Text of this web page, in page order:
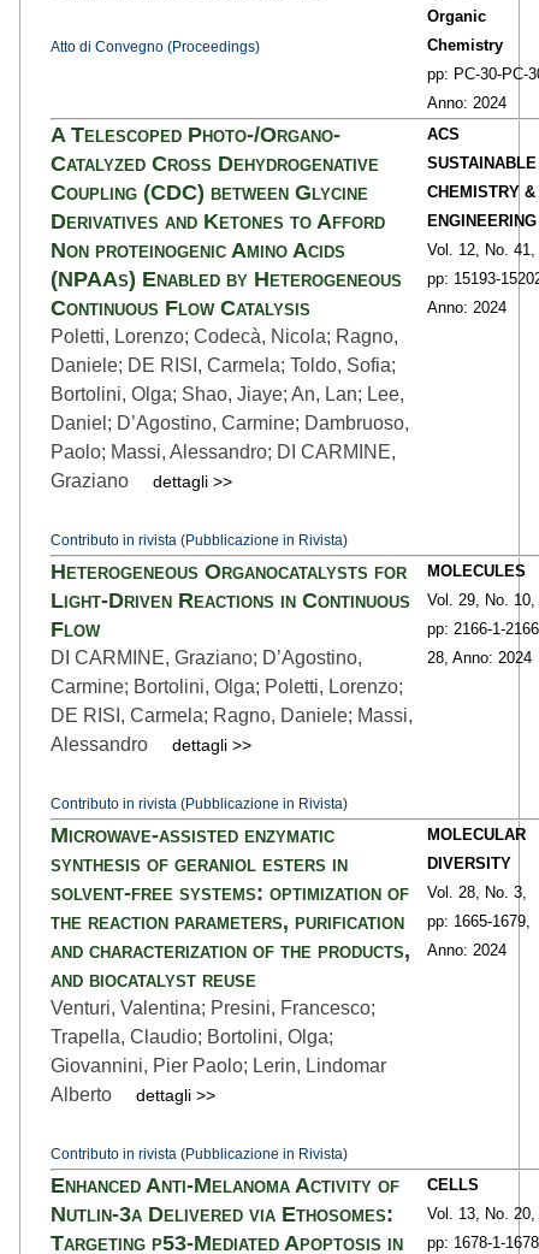
Atto di Convegno (Proceedings)
Organic
Chemistry
pp: PC-30-PC-
Anno: 2024
A Telescoped Photo-/Organo-
Catalyzed Cross Dehydrogenative
Coupling (CDC) between Glycine
Derivatives and Ketones to Afford
Non proteinogenic Amino Acids
(NPAAs) Enabled by Heterogeneous
Continuous Flow Catalysis
Poletti, Lorenzo; Codecà, Nicola; Ragno,
Daniele; DE RISI, Carmela; Toldo, Sofia;
Bortolini, Olga; Shao, Jiaye; An, Lan; Lee,
Daniel; D’Agostino, Carmine; Dambruoso,
Paolo; Massi, Alessandro; DI CARMINE,
Graziano
dettagli >>
Contributo in rivista (Pubblicazione in Rivista)
ACS
SUSTAINABLE
CHEMISTRY &
ENGINEERING
Vol. 12, No. 41,
pp: 15193-
Anno: 2024
Heterogeneous Organocatalysts for
Light-Driven Reactions in Continuous
Flow
DI CARMINE, Graziano; D’Agostino,
Carmine; Bortolini, Olga; Poletti, Lorenzo;
DE RISI, Carmela; Ragno, Daniele; Massi,
Alessandro
dettagli >>
Contributo in rivista (Pubblicazione in Rivista)
MOLECULES
Vol. 29, No. 10,
pp: 2166-1-
28, Anno: 2024
Microwave-assisted enzymatic
synthesis of geraniol esters in
solvent-free systems: optimization of
the reaction parameters, purification
and characterization of the products,
and biocatalyst reuse
Venturi, Valentina; Presini, Francesco;
Trapella, Claudio; Bortolini, Olga;
Giovannini, Pier Paolo; Lerin, Lindomar
Alberto
dettagli >>
Contributo in rivista (Pubblicazione in Rivista)
MOLECULAR
DIVERSITY
Vol. 28, No. 3,
pp: 1665-1679,
Anno: 2024
Enhanced Anti-Melanoma Activity of
Nutlin-3a Delivered via Ethosomes:
Targeting p53-Mediated Apoptosis in
CELLS
Vol. 13, No. 20,
pp: 1678-1-